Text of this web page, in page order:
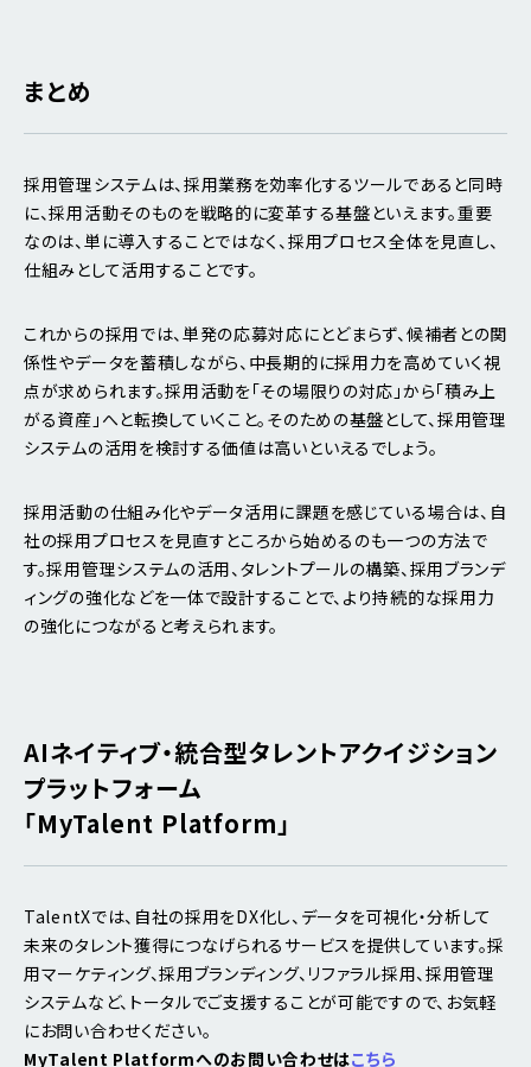
まとめ
採用管理システムは、採用業務を効率化するツールであると同時
に、採用活動そのものを戦略的に変革する基盤といえます。重要
なのは、単に導入することではなく、採用プロセス全体を見直し、
仕組みとして活用することです。
これからの採用では、単発の応募対応にとどまらず、候補者との関
係性やデータを蓄積しながら、中長期的に採用力を高めていく視
点が求められます。採用活動を「その場限りの対応」から「積み上
がる資産」へと転換していくこと。そのための基盤として、採用管理
システムの活用を検討する価値は高いといえるでしょう。
採用活動の仕組み化やデータ活用に課題を感じている場合は、自
社の採用プロセスを見直すところから始めるのも一つの方法で
す。採用管理システムの活用、タレントプールの構築、採用ブランデ
ィングの強化などを一体で設計することで、より持続的な採用力
の強化につながると考えられます。
AIネイティブ・統合型タレントアクイジション
プラットフォーム
「MyTalent Platform」
TalentXでは、自社の採用をDX化し、データを可視化・分析して
未来のタレント獲得につなげられるサービスを提供しています。採
用マーケティング、採用ブランディング、リファラル採用、採用管理
システムなど、トータルでご支援することが可能ですので、お気軽
にお問い合わせください。
MyTalent Platformへのお問い合わせはこちら